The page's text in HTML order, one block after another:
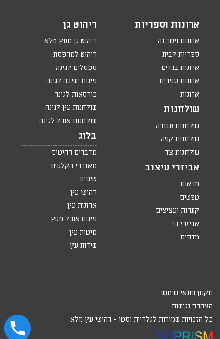
ארונות וספריות
ארונות ויטרינה
ספריות לבית
ארונות בגדים
ארונות ספרים
ארונות
שולחנות
שולחנות עבודה
שולחנות קפה
שולחנות צד
אביזרי עיצוב
מראות
טפטים
קערות ועציצים
אביזרי נוי
מדפים
ריהוט גן
ריהוט גן מעץ מלא
ריהוט למרפסת
ספסלים לגינה
פינות ישיבה לגינה
כורסאות לגינה
שולחנות עץ לגינה
שולחנות אוכל לגינה
בלוג
מדברים רהיטים
מאחורי הקלעים
טיפים
רהיטי עץ
ארונות עץ
פינות אוכל מעץ
מיטות עץ
שידות עץ
תקנון ותנאי שימוש
הצהרת נגישות
כל הזכויות שמורות לגלריית וסטו - רהיטי עץ מלא